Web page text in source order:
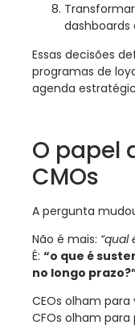
dashboards
Essas decisões
programas de
agenda
O papel
CMOs
A pergunta
Não é mais: “qual
É: “o que é
no longo
CEOs olham
CFOs olham